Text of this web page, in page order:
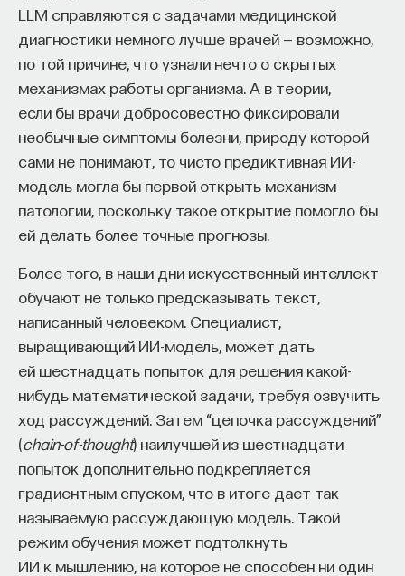
LLM справляются с задачами медицинской
диагностики немного лучше врачей — возможно,
по той причине, что узнали нечто о скрытых
механизмах работы организма. А в теории,
если бы врачи добросовестно фиксировали
необычные симптомы болезни, природу которой
сами не понимают, то чисто предиктивная ИИ-
модель могла бы первой открыть механизм
патологии, поскольку такое открытие помогло бы
ей делать более точные прогнозы.
Более того, в наши дни искусственный интеллект
обучают не только предсказывать текст,
написанный человеком. Специалист,
выращивающий ИИ-модель, может дать
ей шестнадцать попыток для решения какой-
нибудь математической задачи, требуя озвучить
ход рассуждений. Затем “цепочка рассуждений”
(chain-of-thought) наилучшей из шестнадцати
попыток дополнительно подкрепляется
градиентным спуском, что в итоге дает так
называемую рассуждающую модель. Такой
режим обучения может подтолкнуть
ИИ к мышлению, на которое не способен ни один